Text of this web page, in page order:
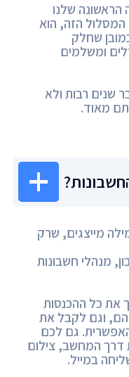
הראשונה שלנו
הזה, הוא
שחלק
ומשלמים
שנים רבות ולא
מאוד.
מייצגים, שרק
מנהלי חשבונות
את כל ההכנסות
וגם לקבל את
גם לכם
דרך המחשב, צילום
במייל.